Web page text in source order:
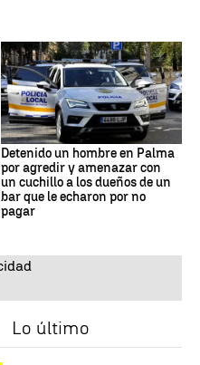
Detenido un hombre en Palma
por agredir y amenazar con
un cuchillo a los dueños de un
bar que le echaron por no
pagar
Lo último